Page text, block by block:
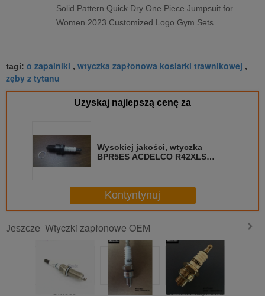
Solid Pattern Quick Dry One Piece Jumpsuit for
Women 2023 Customized Logo Gym Sets
tagi: o zapalniki , wtyczka zapłonowa kosiarki trawnikowej ,
zęby z tytanu
Uzyskaj najlepszą cenę za
Wysokiej jakości, wtyczka
BPR5ES ACDELCO R42XLS
Kontyntynuj
Jeszcze Wtyczki zapłonowe OEM
Świece Świeca 19 mm Platynowa